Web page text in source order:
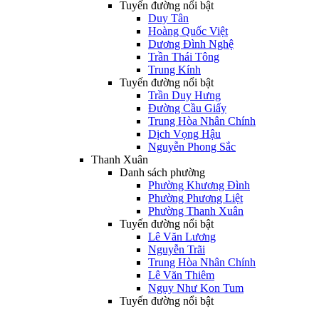
Tuyến đường nổi bật
Duy Tân
Hoàng Quốc Việt
Dương Đình Nghệ
Trần Thái Tông
Trung Kính
Tuyến đường nổi bật
Trần Duy Hưng
Đường Cầu Giấy
Trung Hòa Nhân Chính
Dịch Vọng Hậu
Nguyễn Phong Sắc
Thanh Xuân
Danh sách phường
Phường Khương Đình
Phường Phương Liệt
Phường Thanh Xuân
Tuyến đường nổi bật
Lê Văn Lương
Nguyễn Trãi
Trung Hòa Nhân Chính
Lê Văn Thiêm
Ngụy Như Kon Tum
Tuyến đường nổi bật